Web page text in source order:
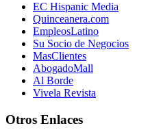
EC Hispanic Media
Quinceanera.com
EmpleosLatino
Su Socio de Negocios
MasClientes
AbogadoMall
Al Borde
Vivela Revista
Otros Enlaces